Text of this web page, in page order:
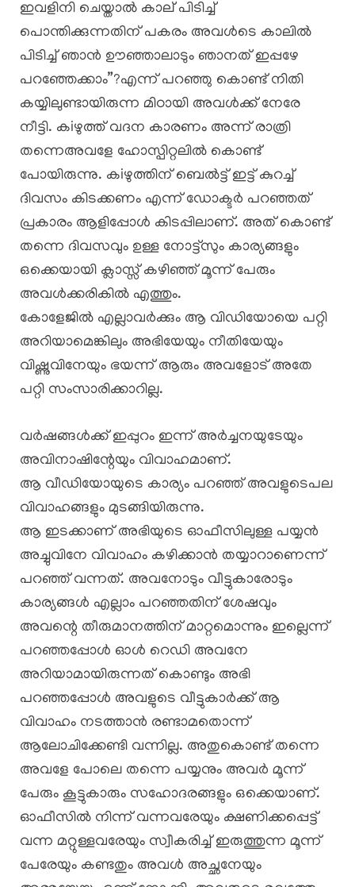
ഇവളിനി ചെയ്താൽ കാല് പിടിച്ച്
പൊന്തിക്കുന്നതിന് പകരം അവൾടെ കാലിൽ
പിടിച്ച് ഞാൻ ഊഞ്ഞാലാടും ഞാനത് ഇപ്പഴേ
പറഞ്ഞേക്കാം”?എന്ന് പറഞ്ഞു കൊണ്ട് നിതി
കയ്യിലുണ്ടായിരുന്ന മിഠായി അവൾക്ക് നേരേ
നീട്ടി. കiഴുത്ത് വദന കാരണം അന്ന് രാത്രി
തന്നെഅവളേ ഹോസ്പിറ്റലിൽ കൊണ്ട്
പോയിരുന്നു. കiഴുത്തിന് ബെൽട്ട് ഇട്ട് കുറച്ച്
ദിവസം കിടക്കണം എന്ന് ഡോക്ടർ പറഞ്ഞത്
പ്രകാരം ആളിപ്പോൾ കിടപ്പിലാണ്. അത് കൊണ്ട്
തന്നെ ദിവസവും ഉള്ള നോട്ട്സും കാര്യങ്ങളും
ഒക്കെയായി ക്ലാസ്സ് കഴിഞ്ഞ് മൂന്ന് പേരും
അവൾക്കരികിൽ എത്തും.
കോളേജിൽ എല്ലാവർക്കും ആ വിഡിയോയെ പറ്റി
അറിയാമെങ്കിലും അഭിയേയും നീതിയേയും
വിഷ്ണുവിനേയും ഭയന്ന് ആരും അവളോട് അതേ
പറ്റി സംസാരിക്കാറില്ല.
വർഷങ്ങൾക്ക് ഇപ്പുറം ഇന്ന് അർച്ചനയുടേയും
അവിനാഷിന്റേയും വിവാഹമാണ്.
ആ വീഡിയോയുടെ കാര്യം പറഞ്ഞ് അവളുടെപല
വിവാഹങ്ങളും മുടങ്ങിയിരുന്നു.
ആ ഇടക്കാണ് അഭിയുടെ ഓഫീസിലുള്ള പയ്യൻ
അച്ചുവിനേ വിവാഹം കഴിക്കാൻ തയ്യാറാണെന്ന്
പറഞ്ഞ് വന്നത്. അവനോടും വീട്ടുകാരോടും
കാര്യങ്ങൾ എല്ലാം പറഞ്ഞതിന് ശേഷവും
അവന്റെ തീരുമാനത്തിന് മാറ്റമൊന്നും ഇല്ലെന്ന്
പറഞ്ഞപ്പോൾ ഓൾ റെഡി അവനേ
അറിയാമായിരുന്നത് കൊണ്ടും അഭി
പറഞ്ഞപ്പോൾ അവളുടെ വീട്ടുകാർക്ക് ആ
വിവാഹം നടത്താൻ രണ്ടാമതൊന്ന്
ആലോചിക്കേണ്ടി വന്നില്ല. അതുകൊണ്ട് തന്നെ
അവളേ പോലെ തന്നെ പയ്യനും അവർ മൂന്ന്
പേരും കൂട്ടുകാരും സഹോദരങ്ങളും ഒക്കെയാണ്.
ഓഫീസിൽ നിന്ന് വന്നവരേയും ക്ഷണിക്കപ്പെട്ട്
വന്ന മറ്റുള്ളവരേയും സ്വീകരിച്ച് ഇരുത്തുന്ന മൂന്ന്
പേരേയും കണ്ടതും അവൾ അച്ഛനേയും